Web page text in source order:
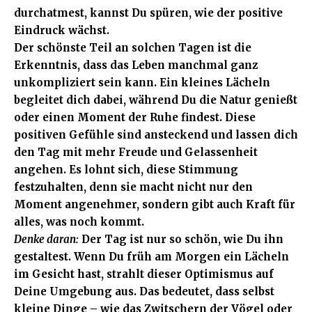
durchatmest, kannst Du spüren, wie der positive
Eindruck wächst.
Der schönste Teil an solchen Tagen ist die
Erkenntnis, dass das Leben manchmal ganz
unkompliziert sein kann. Ein kleines Lächeln
begleitet dich dabei, während Du die Natur genießt
oder einen Moment der Ruhe findest. Diese
positiven Gefühle sind ansteckend und lassen dich
den Tag mit mehr Freude und Gelassenheit
angehen. Es lohnt sich, diese Stimmung
festzuhalten, denn sie macht nicht nur den
Moment angenehmer, sondern gibt auch Kraft für
alles, was noch kommt.
Denke daran: Der Tag ist nur so schön, wie Du ihn
gestaltest. Wenn Du früh am Morgen ein Lächeln
im Gesicht hast, strahlt dieser Optimismus auf
Deine Umgebung aus. Das bedeutet, dass selbst
kleine Dinge – wie das Zwitschern der Vögel oder